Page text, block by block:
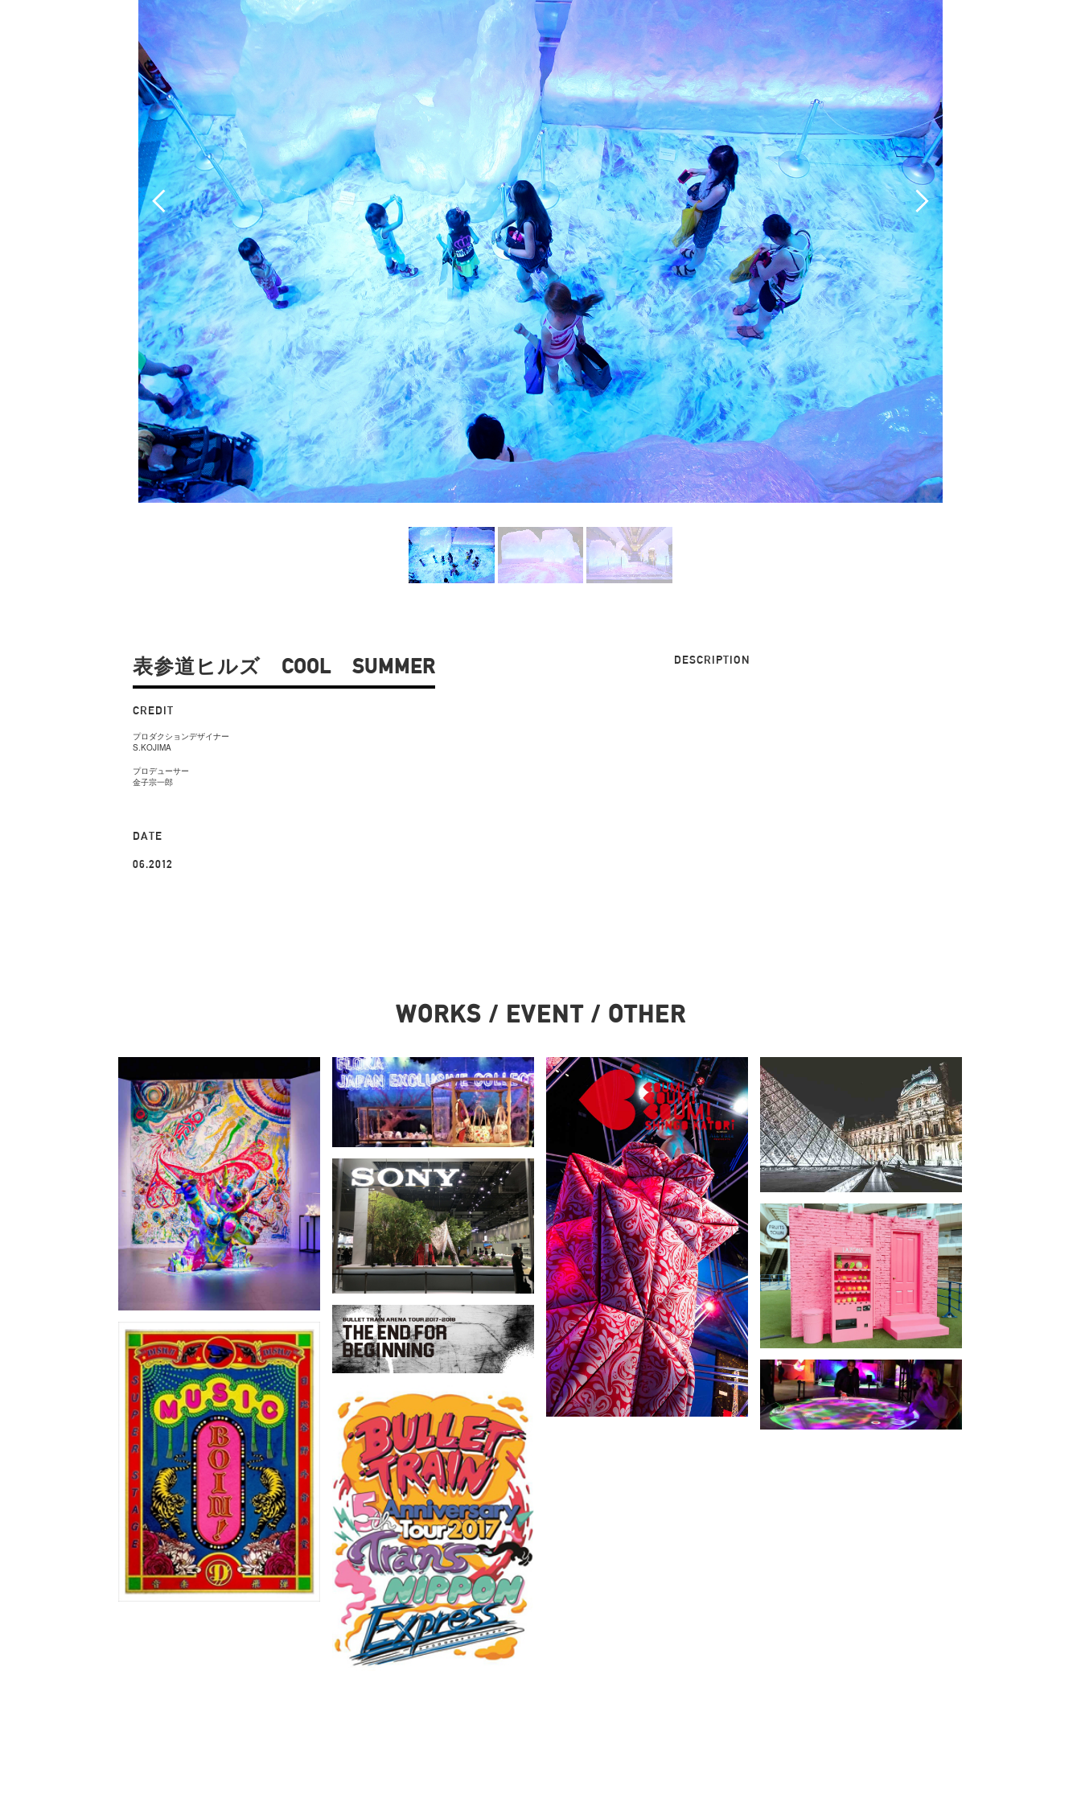
表参道ヒルズ COOL SUMMER
CREDIT
プロダクションデザイナー
S.KOJIMA
プロデューサー
金子宗一郎
DATE
06.2012
DESCRIPTION
WORKS / EVENT / OTHER